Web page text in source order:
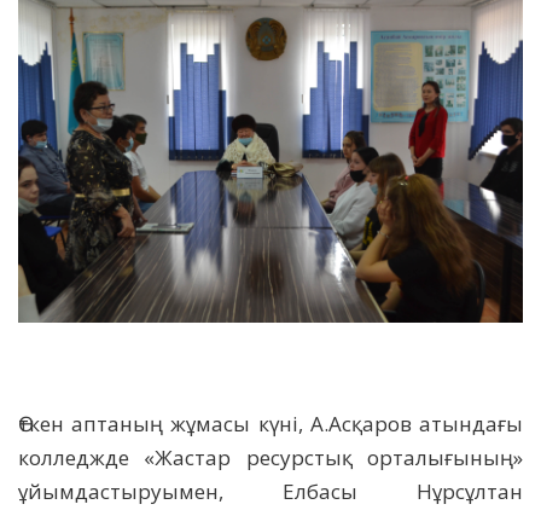
Өткен аптаның жұмасы күні, А.Асқаров атындағы
колледжде «Жастар ресурстық орталығының»
ұйымдастыруымен, Елбасы Нұрсұлтан